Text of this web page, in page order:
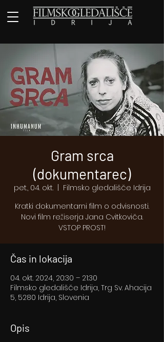
Gram srca
(dokumentarec)
pet., 04. okt.
  |
Filmsko gledališče Idrija
Kratki dokumentarni film o odvisnosti.
Novi film režiserja Jana Cvitkoviča.
VSTOP PROST!
Čas in lokacija
04. okt. 2024, 20:30 – 21:30
Filmsko gledališče Idrija, Trg Sv. Ahacija
5, 5280 Idrija, Slovenia
Opis